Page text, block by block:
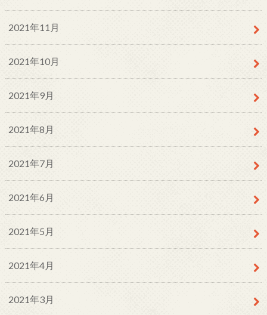
2021年11月
2021年10月
2021年9月
2021年8月
2021年7月
2021年6月
2021年5月
2021年4月
2021年3月